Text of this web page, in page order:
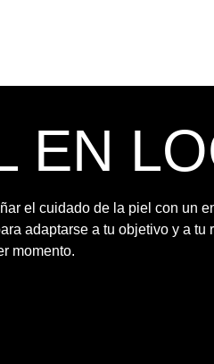
EN
el cuidado de la piel con un
adaptarse a tu objetivo y a
momento.